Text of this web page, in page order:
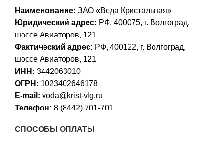
Наименование: ЗАО «Вода Кристальная»
Юридический адрес: РФ, 400075, г. Волгоград,
шоссе Авиаторов, 121
Фактический адрес: РФ, 400122, г. Волгоград,
шоссе Авиаторов, 121
ИНН: 3442063010
ОГРН: 1023402646178
E-mail: voda@krist-vlg.ru
Телефон: 8 (8442) 701-701
СПОСОБЫ ОПЛАТЫ